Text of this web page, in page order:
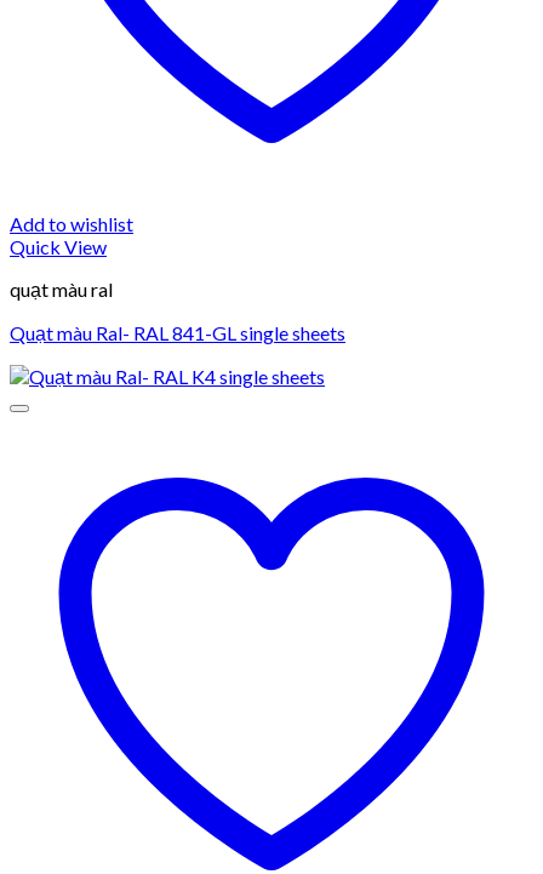
Add to wishlist
Quick View
quạt màu ral
Quạt màu Ral- RAL 841-GL single sheets